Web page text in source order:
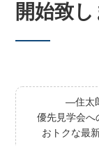
開始致
―住太
優先見学会へ
おトクな最